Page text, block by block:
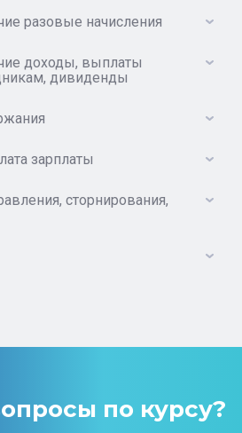
разовые начисления
доходы, выплаты
дивиденды
зарплаты
сторнирования,
по курсу?